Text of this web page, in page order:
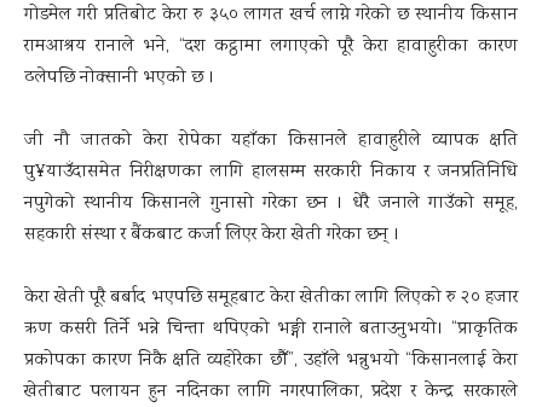
गोडमेल गरी प्रतिबोट केरा रु ३५० लागत खर्च लाग्ने गरेको छ स्थानीय किसान
रामआश्रय रानाले भने, “दश कट्ठामा लगाएको पूरै केरा हावाहुरीका कारण
ढलेपछि नोक्सानी भएको छ ।
जी नौ जातको केरा रोपेका यहाँका किसानले हावाहुरीले व्यापक क्षति
पु¥याउँदासमेत निरीक्षणका लागि हालसम्म सरकारी निकाय र जनप्रतिनिधि
नपुगेको स्थानीय किसानले गुनासो गरेका छन । धेरै जनाले गाउँको समूह,
सहकारी संस्था र बैंकबाट कर्जा लिएर केरा खेती गरेका छन् ।
केरा खेती पूरै बर्बाद भएपछि समूहबाट केरा खेतीका लागि लिएको रु २० हजार
ऋण कसरी तिर्ने भन्ने चिन्ता थपिएको भङ्गी रानाले बताउनुभयो। “प्राकृतिक
प्रकोपका कारण निकै क्षति व्यहोरेका छौँ”, उहाँले भन्नुभयो “किसानलाई केरा
खेतीबाट पलायन हुन नदिनका लागि नगरपालिका, प्रदेश र केन्द्र सरकारले